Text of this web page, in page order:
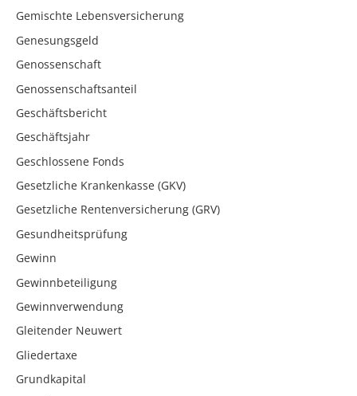
Gemischte Lebensversicherung
Genesungsgeld
Genossenschaft
Genossenschaftsanteil
Geschäftsbericht
Geschäftsjahr
Geschlossene Fonds
Gesetzliche Krankenkasse (GKV)
Gesetzliche Rentenversicherung (GRV)
Gesundheitsprüfung
Gewinn
Gewinnbeteiligung
Gewinnverwendung
Gleitender Neuwert
Gliedertaxe
Grundkapital